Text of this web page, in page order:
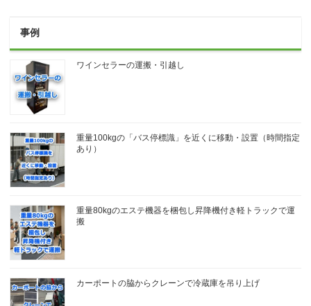
事例
ワインセラーの運搬・引越し
重量100kgの「バス停標識」を近くに移動・設置（時間指定
あり）
重量80kgのエステ機器を梱包し昇降機付き軽トラックで運
搬
カーポートの脇からクレーンで冷蔵庫を吊り上げ